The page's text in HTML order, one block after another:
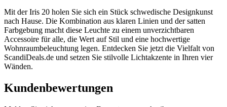
Mit der Iris 20 holen Sie sich ein Stück schwedische Designkunst
nach Hause. Die Kombination aus klaren Linien und der satten
Farbgebung macht diese Leuchte zu einem unverzichtbaren
Accessoire für alle, die Wert auf Stil und eine hochwertige
Wohnraumbeleuchtung legen. Entdecken Sie jetzt die Vielfalt von
ScandiDeals.de und setzen Sie stilvolle Lichtakzente in Ihren vier
Wänden.
Kundenbewertungen